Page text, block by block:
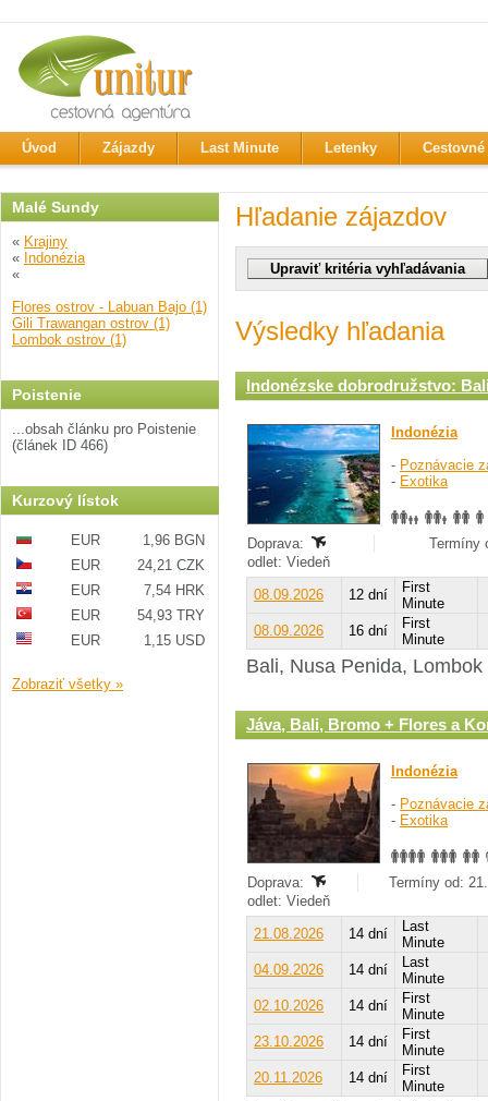
Úvod Zájazdy Last Minute Letenky
Malé Sundy
« Krajiny
« Indonézia
«
Flores ostrov - Labuan Bajo (1)
Gili Trawangan ostrov (1)
Lombok ostrov (1)
Poistenie
...obsah článku pro Poistenie
(článek ID 466)
Kurzový lístok
EUR
1,96 BGN
EUR
24,21 CZK
EUR
7,54 HRK
EUR
54,93 TRY
EUR
1,15 USD
Zobraziť všetky »
Hľadanie zájazdov
Výsledky hľadania
Indonézske dobrodružstvo:
Indonézia
- Poznávacie
- Exotika
Doprava:
Termíny
odlet: Viedeň
08.09.2026
12 dní
First
Minute
08.09.2026
16 dní
First
Minute
Bali, Nusa Penida, Lombok
Jáva, Bali, Bromo + Flores a
Indonézia
- Poznávacie
- Exotika
Doprava:
Termíny od:
odlet: Viedeň
21.08.2026
14 dní
Last
Minute
04.09.2026
14 dní
Last
Minute
02.10.2026
14 dní
First
Minute
23.10.2026
14 dní
First
Minute
20.11.2026
14 dní
First
Minute